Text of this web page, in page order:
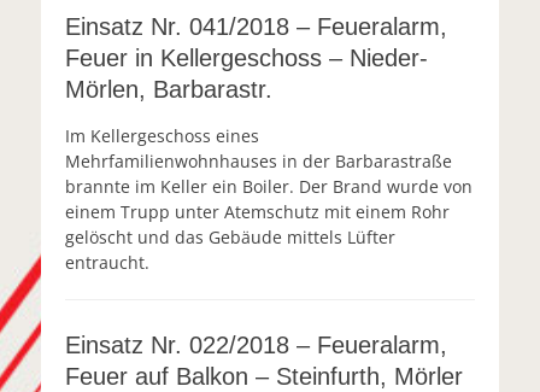
Einsatz Nr. 041/2018 – Feueralarm,
Feuer in Kellergeschoss – Nieder-
Mörlen, Barbarastr.
Im Kellergeschoss eines
Mehrfamilienwohnhauses in der Barbarastraße
brannte im Keller ein Boiler. Der Brand wurde von
einem Trupp unter Atemschutz mit einem Rohr
gelöscht und das Gebäude mittels Lüfter
entraucht.
Einsatz Nr. 022/2018 – Feueralarm,
Feuer auf Balkon – Steinfurth, Mörler